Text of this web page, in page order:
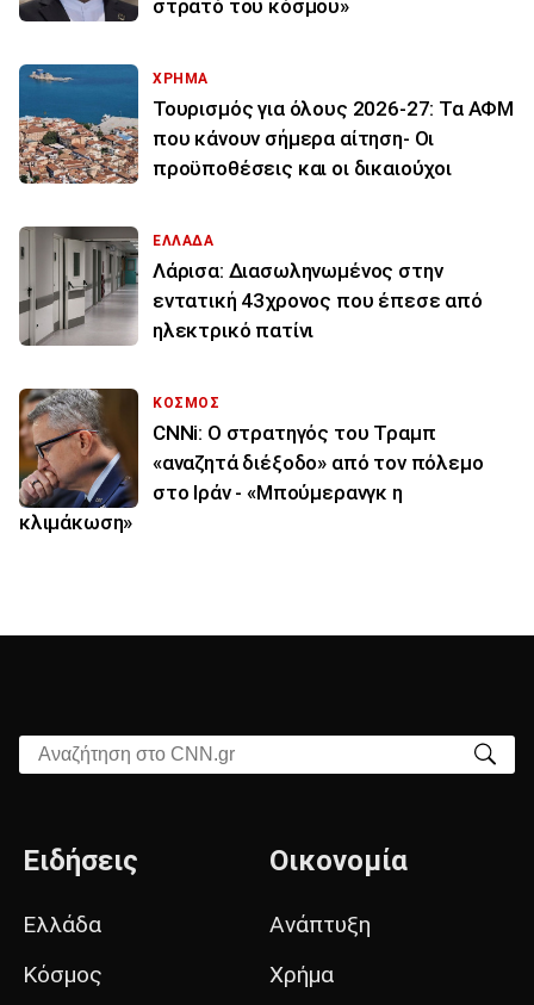
στρατό του κόσμου»
ΧΡΗΜΑ
Τουρισμός για όλους 2026-27: Τα ΑΦΜ
που κάνουν σήμερα αίτηση- Οι
προϋποθέσεις και οι δικαιούχοι
ΕΛΛΑΔΑ
Λάρισα: Διασωληνωμένος στην
εντατική 43χρονος που έπεσε από
ηλεκτρικό πατίνι
ΚΟΣΜΟΣ
CNNi: Ο στρατηγός του Τραμπ
«αναζητά διέξοδο» από τον πόλεμο
στο Ιράν - «Μπούμερανγκ η
κλιμάκωση»
Αναζήτηση στο CNN.gr
Ειδήσεις
Ελλάδα
Κόσμος
Οικονομία
Ανάπτυξη
Χρήμα